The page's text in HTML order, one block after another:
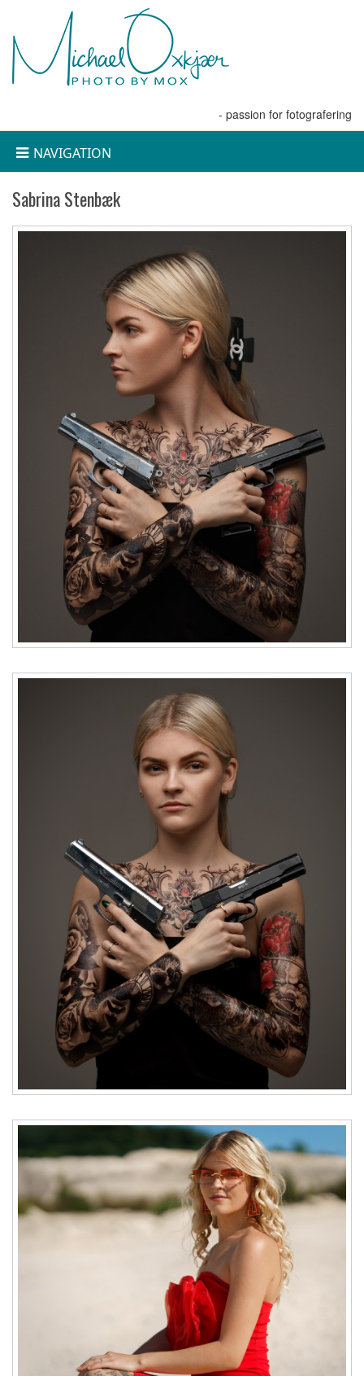
- passion for fotografering
NAVIGATION
Sabrina Stenbæk